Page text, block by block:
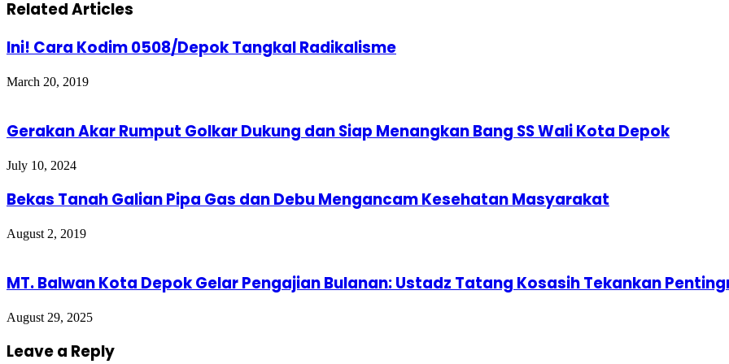
Related Articles
Ini! Cara Kodim 0508/Depok Tangkal Radikalisme
March 20, 2019
Gerakan Akar Rumput Golkar Dukung dan Siap Menangkan Bang SS Wali Kota Depok
July 10, 2024
Bekas Tanah Galian Pipa Gas dan Debu Mengancam Kesehatan Masyarakat
August 2, 2019
MT. Balwan Kota Depok Gelar Pengajian Bulanan: Ustadz Tatang Kosasih Tekankan
August 29, 2025
Leave a Reply